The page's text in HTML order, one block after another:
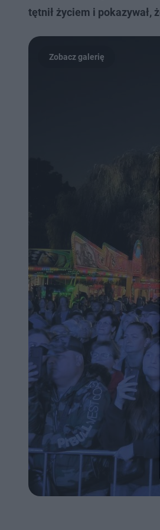
tętnił życiem i pokazywał,